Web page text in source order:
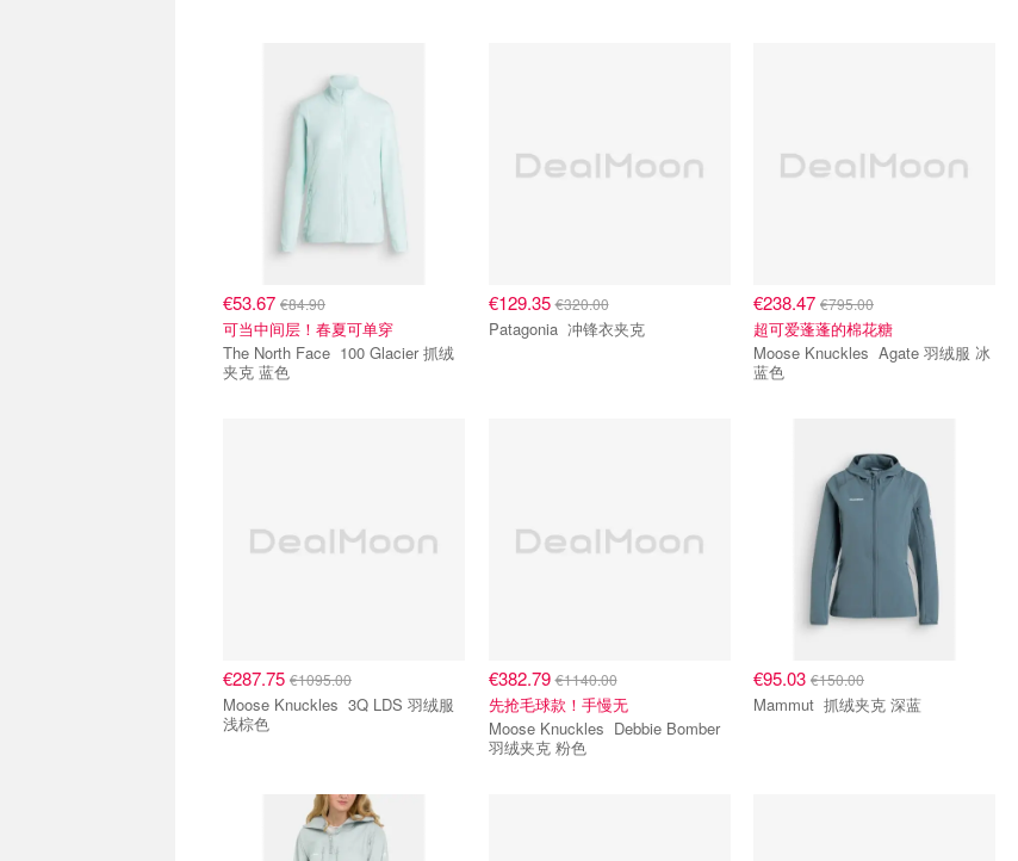
€53.67 €84.90
可当中间层！春夏可单穿
The North Face 100 Glacier 抓绒
夹克 蓝色
€129.35€320.00
Patagonia 冲锋衣夹克
€238.47 €795.00
超可爱蓬蓬的棉花糖
Moose Knuckles Agate 羽绒服 冰
蓝色
€287.75 €1095.00
Moose Knuckles 3Q LDS 羽绒服
浅棕色
€382.79€1140.00
先抢毛球款！手慢无
Moose Knuckles Debbie Bomber
羽绒夹克 粉色
€95.03 €150.00
Mammut 抓绒夹克 深蓝